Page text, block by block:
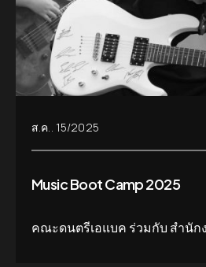
ส.ค.. 15/2025
Music Boot Camp 2025
คณะดนตรีเอแบค ร่วมกับ สำนัก